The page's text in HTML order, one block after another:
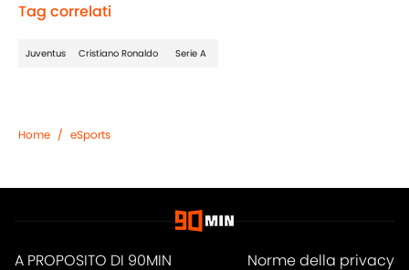
Tag correlati
Juventus Cristiano Ronaldo Serie A
Home / eSports
A PROPOSITO DI 90MIN Norme della privacy